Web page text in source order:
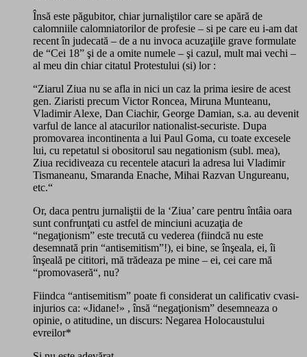
Însă este păgubitor, chiar jurnaliştilor care se apără de
calomniile calomniatorilor de profesie – si pe care eu i-am dat
recent în judecată – de a nu invoca acuzaţiile grave formulate
de “Cei 18” şi de a omite numele – şi cazul, mult mai vechi –
al meu din chiar citatul Protestului (si) lor :
“Ziarul Ziua nu se afla in nici un caz la prima iesire de acest
gen. Ziaristi precum Victor Roncea, Miruna Munteanu,
Vladimir Alexe, Dan Ciachir, George Damian, s.a. au devenit
varful de lance al atacurilor nationalist-securiste. Dupa
promovarea incontinenta a lui Paul Goma, cu toate excesele
lui, cu repetatul si obositorul sau negationism (subl. mea),
Ziua recidiveaza cu recentele atacuri la adresa lui Vladimir
Tismaneanu, Smaranda Enache, Mihai Razvan Ungureanu,
etc.“
Or, daca pentru jurnaliştii de la ‘Ziua’ care pentru întâia oara
sunt confrunţati cu astfel de minciuni acuzaţia de
“negaţionism” este trecută cu vederea (fiindcă nu este
desemnată prin “antisemitism”!), ei bine, se înşeala, ei, îi
înşeală pe cititori, mă trădeaza pe mine – ei, cei care mă
“promovaseră“, nu?
Fiindca “antisemitism” poate fi considerat un calificativ cvasi-
injurios ca: «Jidane!» , însă “negaţionism” desemneaza o
opinie, o atitudine, un discurs: Negarea Holocaustului
evreilor*